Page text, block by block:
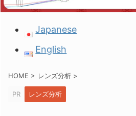
Japanese
English
HOME > レンズ分析 >
PR レンズ分析